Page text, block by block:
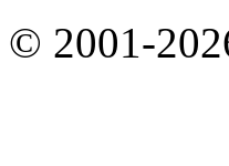
© 2001-